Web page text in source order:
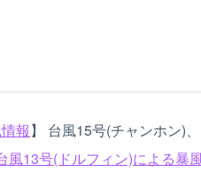
報】 台風15号(チャンホン)
風13号(ドルフィン)による暴